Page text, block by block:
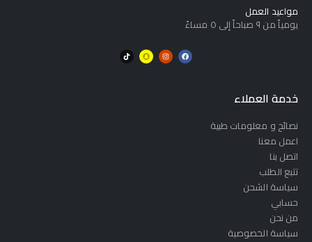
مواعيد العمل
يومياً من ٩ صباحاً إلى ٥ مساءً
خدمة العملاء
نصائح و معلومات طبية
اعمل معنا
اتصل بنا
تتبع الطلب
سياسة الشحن
حسابي
من نحن
سياسة الخصوصية